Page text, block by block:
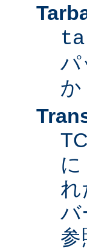
パ
か
れ
バ
参